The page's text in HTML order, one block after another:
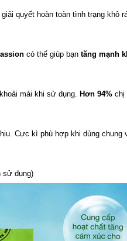
quyết hoàn toàn tình trạng khô
có thể giúp bạn tăng mạnh
mái khi sử dụng. Hơn 94% chị
Cực kì phù hợp khi dùng chung
sử dụng)